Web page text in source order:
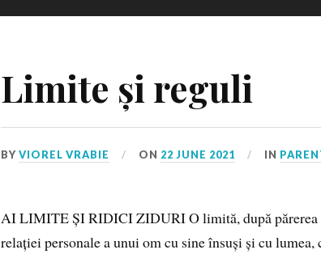
Limite și reguli
BYVIOREL VRABIE ON 22 JUNE 2021 IN
AI LIMITE ȘI RIDICI ZIDURI O limită, după părerea
relației personale a unui om cu sine însuși și cu lumea,